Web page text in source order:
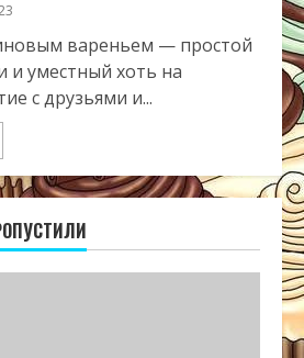
вареньем — простой
и уместный хоть на
с друзьями и...